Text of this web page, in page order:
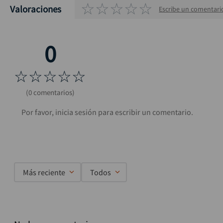
Valoraciones ☆☆☆☆☆ Escribe un
☆☆☆☆☆
(0 comentarios)
Más reciente Todos